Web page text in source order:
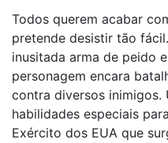
Todos querem acabar
pretende desistir tão
inusitada arma de peido
personagem encara
contra diversos inimigos.
habilidades especiais
Exército dos EUA que